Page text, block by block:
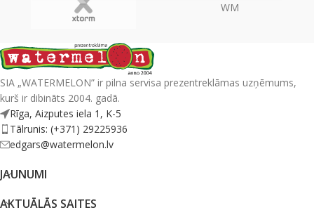
WM
SIA „WATERMELON” ir pilna servisa prezentreklāmas uzņēmums,
kurš ir dibināts 2004. gadā.
Rīga, Aizputes iela 1, K-5
Tālrunis: (+371) 29225936
edgars@watermelon.lv
JAUNUMI
AKTUĀLĀS SAITES